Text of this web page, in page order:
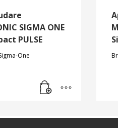
SIGMA ONE
PULSE
One